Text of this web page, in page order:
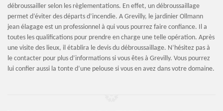
débroussailler selon les règlementations. En effet, un débroussaillage
permet d’éviter des départs d’incendie. A Grevilly, le jardinier Ollmann
jean élagage est un professionnel à qui vous pourrez faire confiance. Il a
toutes les qualifications pour prendre en charge une telle opération. Après
une visite des lieux, il établira le devis du débroussaillage. N’hésitez pas à
le contacter pour plus d’informations si vous êtes à Grevilly. Vous pourrez
lui confier aussi la tonte d’une pelouse si vous en avez dans votre domaine.